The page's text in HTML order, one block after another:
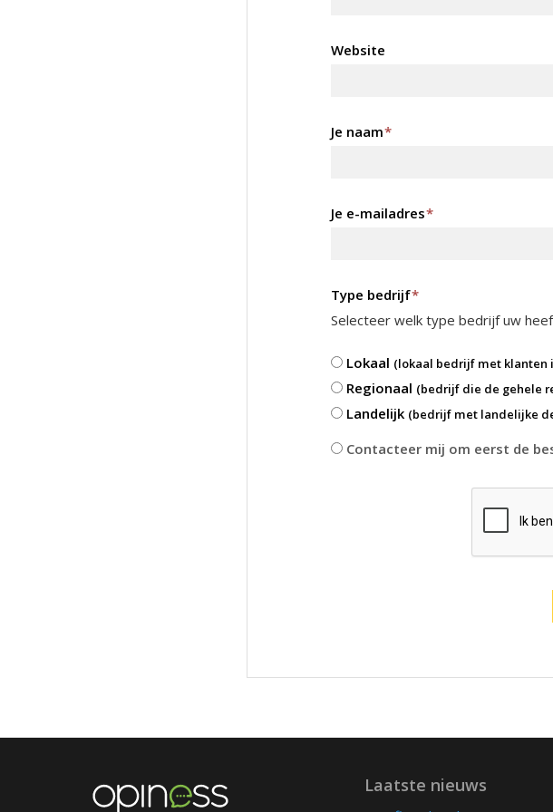
Website
Je naam*
Je e-mailadres*
Type bedrijf*
Selecteer welk type bedrijf uw
Lokaal (lokaal bedrijf met klanten
Regionaal (bedrijf die de gehele
Landelijk (bedrijf met landelijke
Contacteer mij om eerst de
Laatste nieuws